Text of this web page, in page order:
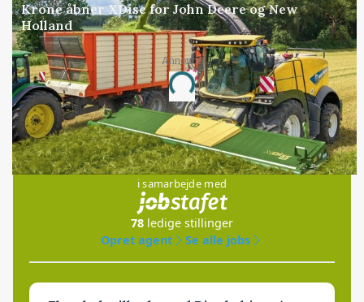
Krone åbner XDisc for John Deere og New
Holland
Annonce
Loading...
Jobs
i samarbejde med
78 ledige stillinger
Opret agent
Se alle jobs